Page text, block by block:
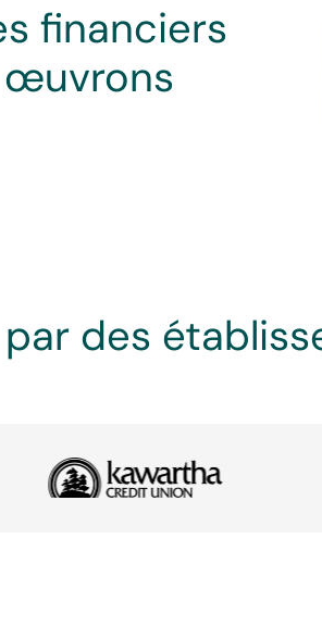
financiers
œuvrons
des